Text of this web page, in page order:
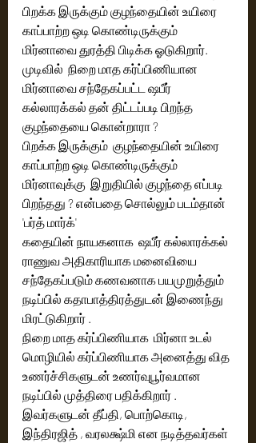
பிறக்க இருக்கும் குழந்தையின் உயிரை
காப்பாற்ற ஒடி கொண்டிருக்கும்
மிர்னாவை துரத்தி பிடிக்க ஓடுகிறார்.
முடிவில்  நிறை மாத கர்ப்பிணியான
மிர்னாவை சந்தேகப்பட்ட ஷபீர்
கல்லாரக்கல் தன் திட்டப்படி பிறந்த
குழந்தையை கொன்றாரா ?
பிறக்க இருக்கும்  குழந்தையின் உயிரை
காப்பாற்ற ஒடி கொண்டிருக்கும்
மிர்னாவுக்கு  இறுதியில் குழந்தை எப்படி
பிறந்தது ? என்பதை சொல்லும் படம்தான்
'பர்த் மார்க்'
கதையின் நாயகனாக  ஷபீர் கல்லாரக்கல்
ராணுவ அதிகாரியாக மனைவியை
சந்தேகப்படும் கணவனாக பயமுறுத்தும்
நடிப்பில் கதாபாத்திரத்துடன் இணைந்து
மிரட்டுகிறார் .
நிறை மாத கர்ப்பிணியாக  மிர்னா உடல்
மொழியில் கர்ப்பிணியாக அனைத்து வித
உணர்ச்சிகளுடன் உணர்வுபூர்வமான
நடிப்பில் முத்திரை பதிக்கிறார் .
இவர்களுடன் தீப்தி, பொற்கொடி,
இந்திரஜித் , வரலக்ஷ்மி என நடித்தவர்கள்